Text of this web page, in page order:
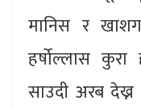
मानिस र
हर्षोल्लास
साउदी अरब